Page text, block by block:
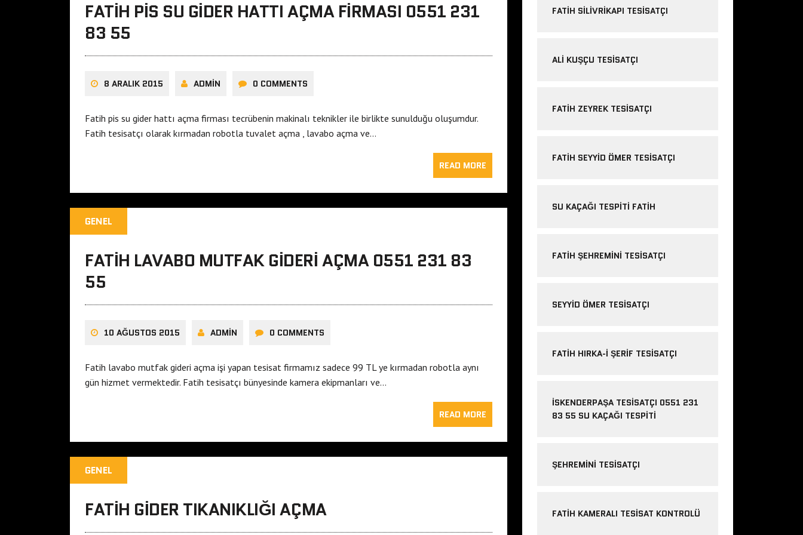
FATIH PIS SU GIDER HATTI AÇMA FIRMASI 0551 231
83 55
8 ARALIK 2015 ADMIN 0 COMMENTS
Fatih pis su gider hattı açma firması tecrübenin makinalı teknikler ile birlikte sunulduğu oluşumdur.
Fatih tesisatçı olarak kırmadan robotla tuvalet açma , lavabo açma ve…
READ MORE
GENEL
FATIH LAVABO MUTFAK GIDERI AÇMA 0551 231 83
55
10 AĞUSTOS 2015 ADMIN 0 COMMENTS
Fatih lavabo mutfak gideri açma işi yapan tesisat firmamız sadece 99 TL ye kırmadan robotla aynı
gün hizmet vermektedir. Fatih tesisatçı bünyesinde kamera ekipmanları ve…
READ MORE
GENEL
FATIH GIDER TIKANIKLIĞI AÇMA
FATIH SILIVRIKAPI TESISATÇI
ALI KUŞÇU TESISATÇI
FATIH ZEYREK TESISATÇI
FATIH SEYYID ÖMER TESISATÇI
SU KAÇAĞI TESPITI FATIH
FATIH ŞEHREMINI TESISATÇI
SEYYID ÖMER TESISATÇI
FATIH HIRKA-I ŞERIF TESISATÇI
İSKENDERPAŞA TESISATÇI 0551 231
83 55 SU KAÇAĞI TESPITI
ŞEHREMINI TESISATÇI
FATIH KAMERALI TESISAT KONTROLÜ